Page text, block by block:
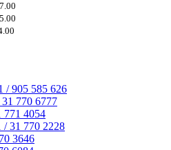
/ 905 585 626
770 6777
771 4054
/ 31 770 2228
3646